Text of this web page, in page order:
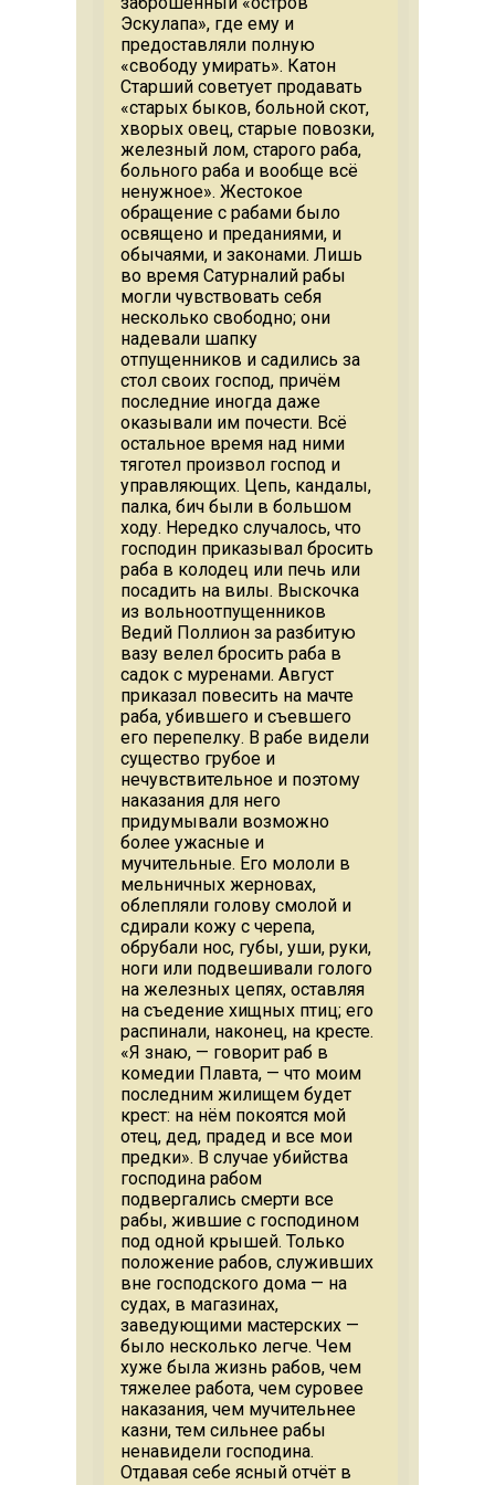
Эскулапа», где ему и
предоставляли полную
«свободу умирать». Катон
Старший советует продавать
«старых быков, больной скот,
хворых овец, старые повозки,
железный лом, старого раба,
больного раба и вообще всё
ненужное». Жестокое
обращение с рабами было
освящено и преданиями, и
обычаями, и законами. Лишь
во время Сатурналий рабы
могли чувствовать себя
несколько свободно; они
надевали шапку
отпущенников и садились за
стол своих господ, причём
последние иногда даже
оказывали им почести. Всё
остальное время над ними
тяготел произвол господ и
управляющих. Цепь, кандалы,
палка, бич были в большом
ходу. Нередко случалось, что
господин приказывал бросить
раба в колодец или печь или
посадить на вилы. Выскочка
из вольноотпущенников
Ведий Поллион за разбитую
вазу велел бросить раба в
садок с муренами. Август
приказал повесить на мачте
раба, убившего и съевшего
его перепелку. В рабе видели
существо грубое и
нечувствительное и поэтому
наказания для него
придумывали возможно
более ужасные и
мучительные. Его мололи в
мельничных жерновах,
облепляли голову смолой и
сдирали кожу с черепа,
обрубали нос, губы, уши, руки,
ноги или подвешивали голого
на железных цепях, оставляя
на съедение хищных птиц; его
распинали, наконец, на кресте.
«Я знаю, — говорит раб в
комедии Плавта, — что моим
последним жилищем будет
крест: на нём покоятся мой
отец, дед, прадед и все мои
предки». В случае убийства
господина рабом
подвергались смерти все
рабы, жившие с господином
под одной крышей. Только
положение рабов, служивших
вне господского дома — на
судах, в магазинах,
заведующими мастерских —
было несколько легче. Чем
хуже была жизнь рабов, чем
тяжелее работа, чем суровее
наказания, чем мучительнее
казни, тем сильнее рабы
ненавидели господина.
Отдавая себе ясный отчёт в